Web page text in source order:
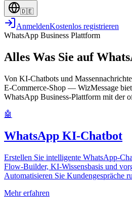
🇩🇪
AnmeldenKostenlos registrieren
WhatsApp Business Plattform
Alles Was Sie auf
Von KI-Chatbots und
E-Commerce-Shop — WizMessage
WhatsApp Business-Plattform mit der
🤖
WhatsApp KI-Chatbot
Erstellen Sie intelligente WhatsApp-
Flow-Builder, KI-Wissensbasis und
Automatisieren Sie Kundengespräche
Mehr erfahren